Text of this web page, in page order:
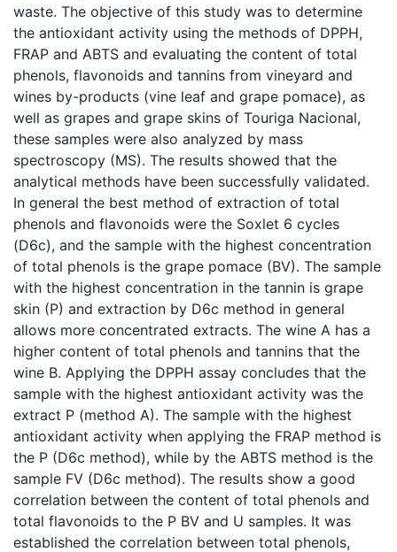
waste. The objective of this study was to determine
the antioxidant activity using the methods of DPPH,
FRAP and ABTS and evaluating the content of total
phenols, flavonoids and tannins from vineyard and
wines by-products (vine leaf and grape pomace), as
well as grapes and grape skins of Touriga Nacional,
these samples were also analyzed by mass
spectroscopy (MS). The results showed that the
analytical methods have been successfully validated.
In general the best method of extraction of total
phenols and flavonoids were the Soxlet 6 cycles
(D6c), and the sample with the highest concentration
of total phenols is the grape pomace (BV). The sample
with the highest concentration in the tannin is grape
skin (P) and extraction by D6c method in general
allows more concentrated extracts. The wine A has a
higher content of total phenols and tannins that the
wine B. Applying the DPPH assay concludes that the
sample with the highest antioxidant activity was the
extract P (method A). The sample with the highest
antioxidant activity when applying the FRAP method is
the P (D6c method), while by the ABTS method is the
sample FV (D6c method). The results show a good
correlation between the content of total phenols and
total flavonoids to the P BV and U samples. It was
established the correlation between total phenols,